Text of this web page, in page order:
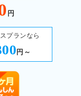
円
プランなら
円～